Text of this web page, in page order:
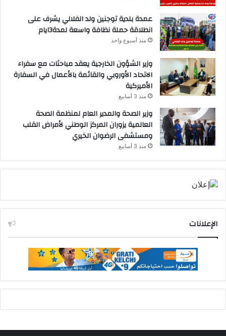
عمدة بلدية توجنين ولد الفلالي يشرف على
انطلاقة حملة نظافة واسعة لمدة3ايام
منذ أسبوع واحد
وزير الشؤون الخارجية يعقد مباحثات مع سفراء
الاتحاد الأوروبي والقائمة بالأعمال في السفارة
الأميركية
منذ 3 أسابيع
وزير الصحة والمدير العام لمنظمة الصحة
العالمية يزوران المركز الوطني لأمراض القلب
ومستشفى الرضوان الخيري
منذ 3 أسابيع
الإعلانات